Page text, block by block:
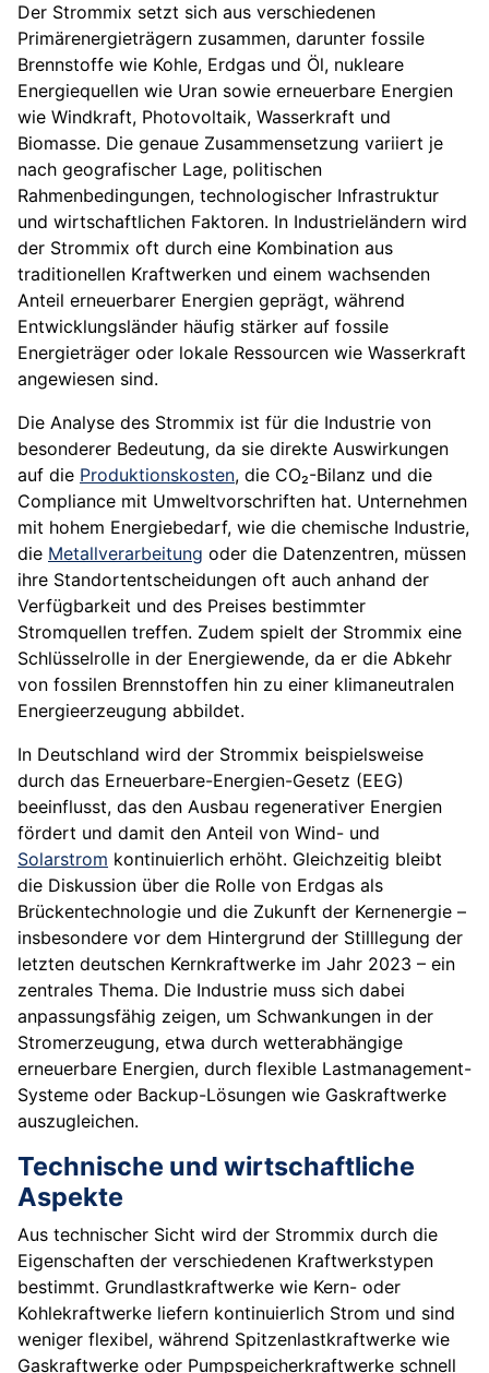
Der Strommix setzt sich aus verschiedenen
Primärenergieträgern zusammen, darunter fossile
Brennstoffe wie Kohle, Erdgas und Öl, nukleare
Energiequellen wie Uran sowie erneuerbare Energien
wie Windkraft, Photovoltaik, Wasserkraft und
Biomasse. Die genaue Zusammensetzung variiert je
nach geografischer Lage, politischen
Rahmenbedingungen, technologischer Infrastruktur
und wirtschaftlichen Faktoren. In Industrieländern wird
der Strommix oft durch eine Kombination aus
traditionellen Kraftwerken und einem wachsenden
Anteil erneuerbarer Energien geprägt, während
Entwicklungsländer häufig stärker auf fossile
Energieträger oder lokale Ressourcen wie Wasserkraft
angewiesen sind.
Die Analyse des Strommix ist für die Industrie von
besonderer Bedeutung, da sie direkte Auswirkungen
auf die Produktionskosten, die CO₂-Bilanz und die
Compliance mit Umweltvorschriften hat. Unternehmen
mit hohem Energiebedarf, wie die chemische Industrie,
die Metallverarbeitung oder die Datenzentren, müssen
ihre Standortentscheidungen oft auch anhand der
Verfügbarkeit und des Preises bestimmter
Stromquellen treffen. Zudem spielt der Strommix eine
Schlüsselrolle in der Energiewende, da er die Abkehr
von fossilen Brennstoffen hin zu einer klimaneutralen
Energieerzeugung abbildet.
In Deutschland wird der Strommix beispielsweise
durch das Erneuerbare-Energien-Gesetz (EEG)
beeinflusst, das den Ausbau regenerativer Energien
fördert und damit den Anteil von Wind- und
Solarstrom kontinuierlich erhöht. Gleichzeitig bleibt
die Diskussion über die Rolle von Erdgas als
Brückentechnologie und die Zukunft der Kernenergie –
insbesondere vor dem Hintergrund der Stilllegung der
letzten deutschen Kernkraftwerke im Jahr 2023 – ein
zentrales Thema. Die Industrie muss sich dabei
anpassungsfähig zeigen, um Schwankungen in der
Stromerzeugung, etwa durch wetterabhängige
erneuerbare Energien, durch flexible Lastmanagement-
Systeme oder Backup-Lösungen wie Gaskraftwerke
auszugleichen.
Technische und wirtschaftliche
Aspekte
Aus technischer Sicht wird der Strommix durch die
Eigenschaften der verschiedenen Kraftwerkstypen
bestimmt. Grundlastkraftwerke wie Kern- oder
Kohlekraftwerke liefern kontinuierlich Strom und sind
weniger flexibel, während Spitzenlastkraftwerke wie
Gaskraftwerke oder Pumpspeicherkraftwerke schnell